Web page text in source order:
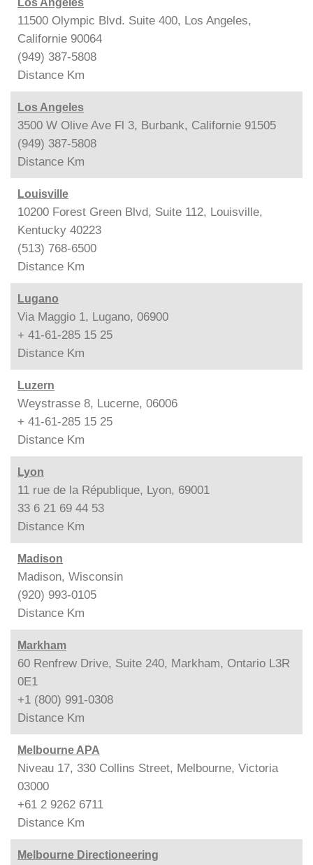
11500 Olympic Blvd. Suite 400, Los Angeles,
Californie 90064
(949) 387-5808
Distance Km
Los Angeles
3500 W Olive Ave Fl 3, Burbank, Californie 91505
(949) 387-5808
Distance Km
Louisville
10200 Forest Green Blvd, Suite 112, Louisville,
Kentucky 40223
(513) 768-6500
Distance Km
Lugano
Via Maggio 1, Lugano, 06900
+ 41-61-285 15 25
Distance Km
Luzern
Weystrasse 8, Lucerne, 06006
+ 41-61-285 15 25
Distance Km
Lyon
11 rue de la République, Lyon, 69001
33 6 21 69 44 53
Distance Km
Madison
Madison, Wisconsin
(920) 993-0105
Distance Km
Markham
60 Renfrew Drive, Suite 240, Markham, Ontario L3R
0E1
+1 (800) 991-0308
Distance Km
Melbourne APA
Niveau 17, 330 Collins Street, Melbourne, Victoria
03000
+61 2 9262 6711
Distance Km
Melbourne Directioneering